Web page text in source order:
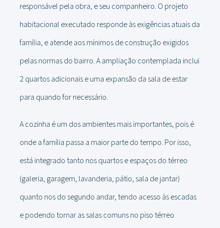
responsável pela obra, e seu companheiro. O projeto
habitacional executado responde às exigências atuais da
família, e atende aos mínimos de construção exigidos
pelas normas do bairro. A ampliação contemplada inclui
2 quartos adicionais e uma expansão da sala de estar
para quando for necessário.
A cozinha é um dos ambientes mais importantes, pois é
onde a família passa a maior parte do tempo. Por isso,
está integrado tanto nos quartos e espaços do térreo
(galeria, garagem, lavanderia, pátio, sala de jantar)
quanto nos do segundo andar, tendo acesso às escadas
e podendo tornar as salas comuns no piso térreo